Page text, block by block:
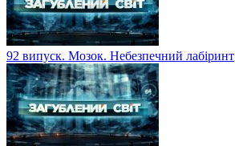
92 випуск. Мозок. Небезпечний лабіринт